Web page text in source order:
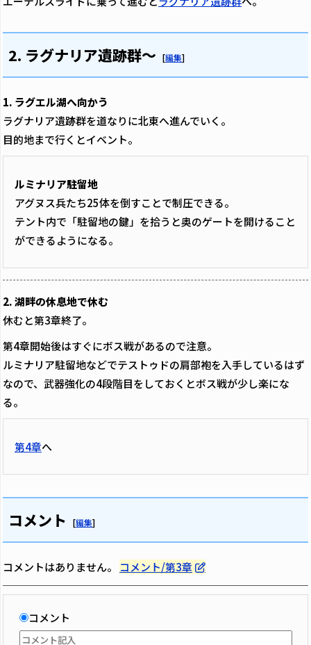
2. ラグナリア遺跡群～ [編集]
1. ラグエル湖へ向かう
ラグナリア遺跡群を道なりに北東へ進んでいく。
目的地まで行くとイベント。
ルミナリア駐留地
アグヌス兵たち25体を倒すことで制圧できる。
テント内で「駐留地の鍵」を拾うと奥のゲートを開けること
ができるようになる。
2. 湖畔の休息地で休む
休むと第3章終了。
第4章開始後はすぐにボス戦があるので注意。
ルミナリア駐留地などでテストゥドの肩部袍を入手しているはず
なので、武器強化の4段階目をしておくとボス戦が少し楽にな
る。
第4章へ
コメント [編集]
コメントはありません。 コメント/第3章
コメント